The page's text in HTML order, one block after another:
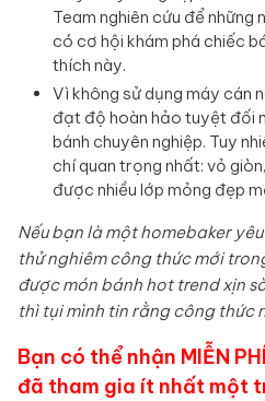
Team nghiên cứu để những
có cơ hội khám phá chiếc
thích này.
Vì không sử dụng máy cán
đạt độ hoàn hảo tuyệt đối
bánh chuyên nghiệp. Tuy
chí quan trọng nhất: vỏ
được nhiều lớp mỏng đẹp
Nếu bạn là một homebaker
thử nghiêm công thức mới
được món bánh hot trend xịn
thì tụi mình tin rằng công thức
Bạn có thể nhận MIỄN
đã tham gia ít nhất một